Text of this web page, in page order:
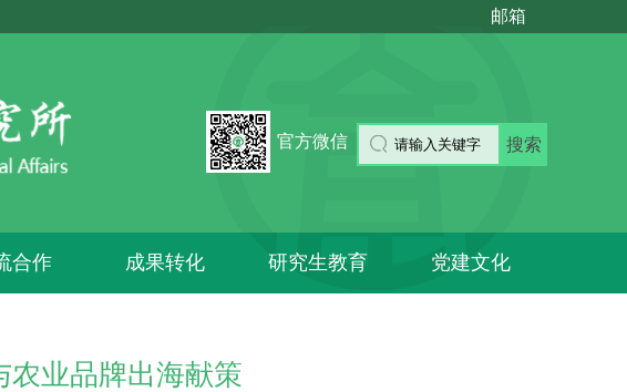
邮箱
官方微信 搜索
合作 成果转化 研究生教育 党建文化
农业品牌出海献策